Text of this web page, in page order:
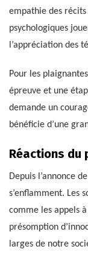
empathie des
psychologiques
l’appréciation des
Pour les
épreuve et une
demande un
bénéficie d’une
Réactions du
Depuis l’annonce
s’enflamment. Les
comme les appels
présomption
larges de notre